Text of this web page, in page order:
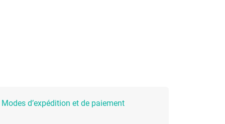
Modes d’expédition et de paiement